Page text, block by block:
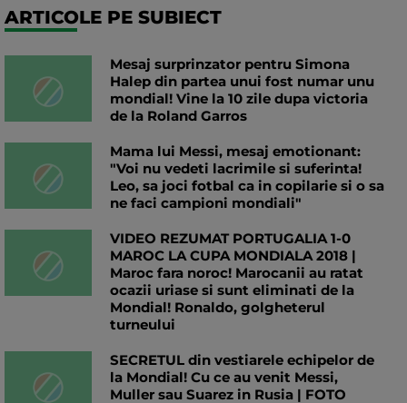
ARTICOLE PE SUBIECT
Mesaj surprinzator pentru Simona
Halep din partea unui fost numar unu
mondial! Vine la 10 zile dupa victoria
de la Roland Garros
Mama lui Messi, mesaj emotionant:
"Voi nu vedeti lacrimile si suferinta!
Leo, sa joci fotbal ca in copilarie si o sa
ne faci campioni mondiali"
VIDEO REZUMAT PORTUGALIA 1-0
MAROC LA CUPA MONDIALA 2018 |
Maroc fara noroc! Marocanii au ratat
ocazii uriase si sunt eliminati de la
Mondial! Ronaldo, golgheterul
turneului
SECRETUL din vestiarele echipelor de
la Mondial! Cu ce au venit Messi,
Muller sau Suarez in Rusia | FOTO